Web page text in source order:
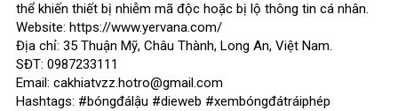
thể khiến thiết bị nhiễm mã độc hoặc bị lộ thông tin cá nhân.
Website: https://www.yervana.com/
Địa chỉ: 35 Thuận Mỹ, Châu Thành, Long An, Việt Nam.
SĐT: 0987233111
Email: cakhiatvzz.hotro@gmail.com
Hashtags: #bóngđálậu #dieweb #xembóngđátráiphép